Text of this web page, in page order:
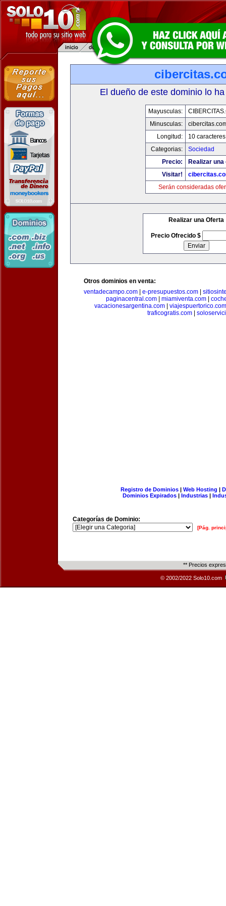
El dueño de este dominio lo
Mayusculas:
Minusculas:
Longitud:
10 caracteres
Categorias:
Sociedad
Precio:
Realizar
Visitar!
Serán consideradas
Realizar una Oferta
Precio Ofrecido $
Otros dominios en venta:
ventadecampo.com
e-presupuestos.com
paginacentral.com| miamiventa.com|
vacacionesargentina.com
viajespuertorico.com
traficogratis.com|
Registro de Dominios| Web Hosting |
Dominios Expirados | Industrias |
Categorías de Dominio:
[Pág.
** Precios
© 2002/2022 Solo10.com